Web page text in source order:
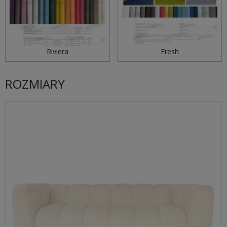
Riviera Fresh
ROZMIARY